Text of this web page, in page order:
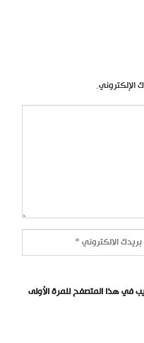
الإلكتروني.
في هذا المتصفح للمرة الأولى